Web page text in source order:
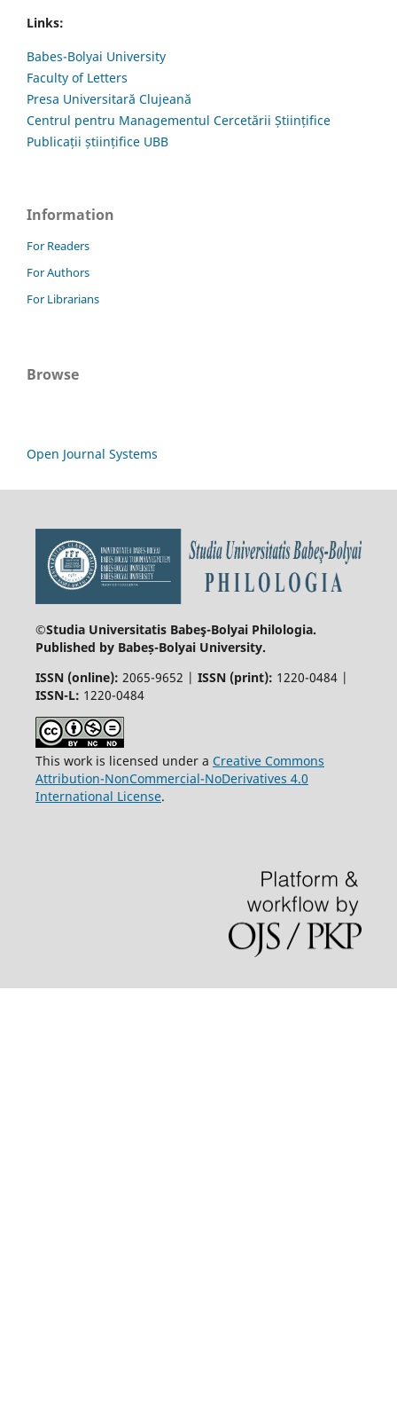
Links:
Babes-Bolyai University
Faculty of Letters
Presa Universitară Clujeană
Centrul pentru Managementul Cercetării Științifice
Publicații științifice UBB
Information
For Readers
For Authors
For Librarians
Browse
Open Journal Systems
©Studia Universitatis Babeş-Bolyai Philologia.
Published by Babeș-Bolyai University.
ISSN (online): 2065-9652 | ISSN (print): 1220-0484 |
ISSN-L: 1220-0484
This work is licensed under a Creative Commons
Attribution-NonCommercial-NoDerivatives 4.0
International License.